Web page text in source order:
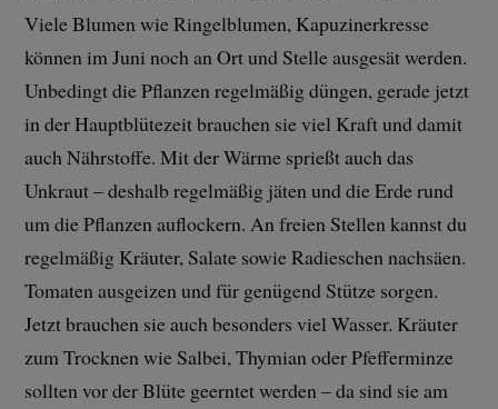
Viele Blumen wie Ringelblumen, Kapuzinerkresse
können im Juni noch an Ort und Stelle ausgesät werden.
Unbedingt die Pflanzen regelmäßig düngen, gerade jetzt
in der Hauptblütezeit brauchen sie viel Kraft und damit
auch Nährstoffe. Mit der Wärme sprießt auch das
Unkraut – deshalb regelmäßig jäten und die Erde rund
um die Pflanzen auflockern. An freien Stellen kannst du
regelmäßig Kräuter, Salate sowie Radieschen nachsäen.
Tomaten ausgeizen und für genügend Stütze sorgen.
Jetzt brauchen sie auch besonders viel Wasser. Kräuter
zum Trocknen wie Salbei, Thymian oder Pfefferminze
sollten vor der Blüte geerntet werden – da sind sie am